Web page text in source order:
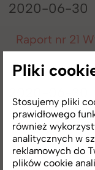
2020-06-30
Raport nr 21
Raport nr 20
najmniej 5
Walnym
Development
Pliki
Stosujemy pliki
prawidłowego
również
analitycznych w
reklamowych do
plików cookie